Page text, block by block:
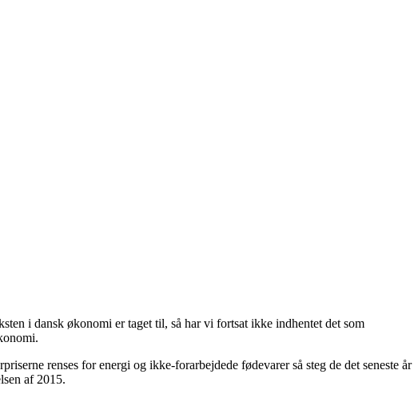
i dansk økonomi er taget til, så har vi fortsat ikke indhentet det som
renses for energi og ikke-forarbejdede fødevarer så steg de det seneste år
af 2015.